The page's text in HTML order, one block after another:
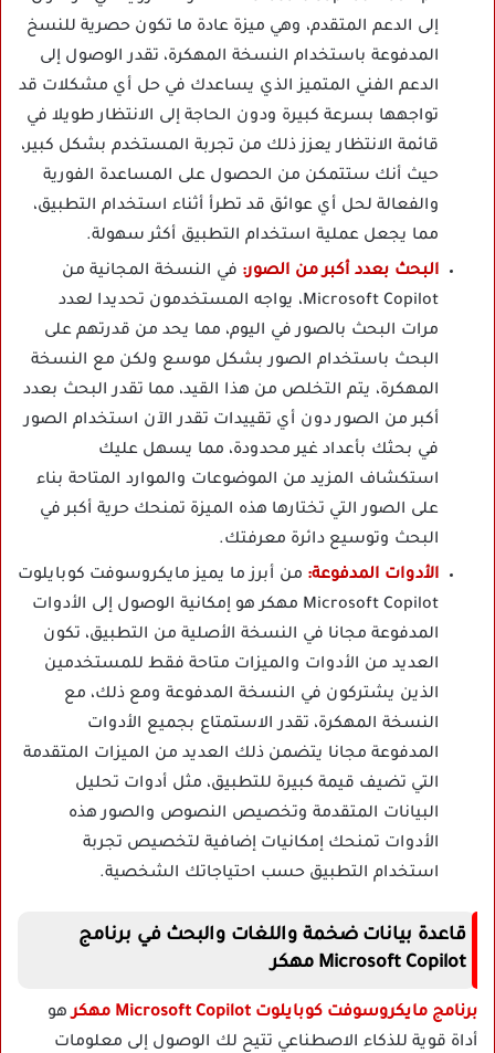
إلى الدعم المتقدم، وهي ميزة عادة ما تكون حصرية للنسخ
المدفوعة باستخدام النسخة المهكرة، تقدر الوصول إلى
الدعم الفني المتميز الذي يساعدك في حل أي مشكلات قد
تواجهها بسرعة كبيرة ودون الحاجة إلى الانتظار طويلا في
قائمة الانتظار يعزز ذلك من تجربة المستخدم بشكل كبير،
حيث أنك ستتمكن من الحصول على المساعدة الفورية
والفعالة لحل أي عوائق قد تطرأ أثناء استخدام التطبيق،
مما يجعل عملية استخدام التطبيق أكثر سهولة.
البحث بعدد أكبر من الصور: في النسخة المجانية من
Microsoft Copilot، يواجه المستخدمون تحديدا لعدد
مرات البحث بالصور في اليوم، مما يحد من قدرتهم على
البحث باستخدام الصور بشكل موسع ولكن مع النسخة
المهكرة، يتم التخلص من هذا القيد، مما تقدر البحث بعدد
أكبر من الصور دون أي تقييدات تقدر الآن استخدام الصور
في بحثك بأعداد غير محدودة، مما يسهل عليك
استكشاف المزيد من الموضوعات والموارد المتاحة بناء
على الصور التي تختارها هذه الميزة تمنحك حرية أكبر في
البحث وتوسيع دائرة معرفتك.
الأدوات المدفوعة: من أبرز ما يميز مايكروسوفت كوبايلوت
Microsoft Copilot مهكر هو إمكانية الوصول إلى الأدوات
المدفوعة مجانا في النسخة الأصلية من التطبيق، تكون
العديد من الأدوات والميزات متاحة فقط للمستخدمين
الذين يشتركون في النسخة المدفوعة ومع ذلك، مع
النسخة المهكرة، تقدر الاستمتاع بجميع الأدوات
المدفوعة مجانا يتضمن ذلك العديد من الميزات المتقدمة
التي تضيف قيمة كبيرة للتطبيق، مثل أدوات تحليل
البيانات المتقدمة وتخصيص النصوص والصور هذه
الأدوات تمنحك إمكانيات إضافية لتخصيص تجربة
استخدام التطبيق حسب احتياجاتك الشخصية.
قاعدة بيانات ضخمة واللغات والبحث في برنامج
Microsoft Copilot مهكر
برنامج مايكروسوفت كوبايلوت Microsoft Copilot مهكر
هو
أداة قوية للذكاء الاصطناعي تتيح لك الوصول إلى معلومات